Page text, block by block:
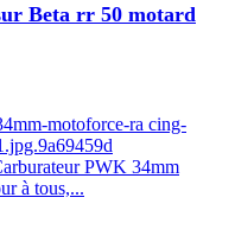
Beta rr 50 motard
motoforce-ra cing-
PWK 34mm
à tous,...